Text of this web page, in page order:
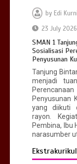
by Edi
23 July 2026
SMAN 1
Sosialisasi
Penyusunan
Tanjung
menjadi
Penyusunan
yang diikuti
rayon.
Pembina, Ibu
narasumber